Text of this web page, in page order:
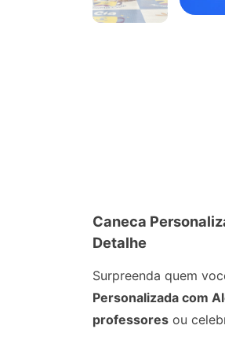
Caneca
Detalhe
Surpreenda quem
Personalizada com
professores ou